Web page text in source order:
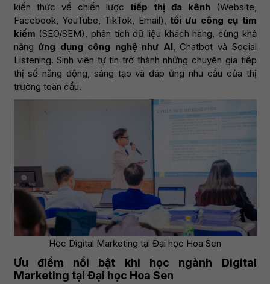
kiến thức về chiến lược tiếp thị đa kênh(Website,
Facebook, YouTube, TikTok, Email), tối ưu công cụ tìm
kiếm (SEO/SEM), phân tích dữ liệu khách hàng, cùng khả
năng ứng dụng công nghệ như AI, Chatbot và Social
Listening. Sinh viên tự tin trở thành những chuyên gia tiếp
thị số năng động, sáng tạo và đáp ứng nhu cầu của thị
trường toàn cầu.
Học Digital Marketing tại Đại học Hoa Sen
Ưu điểm nổi bật khi học ngành Digital
Marketing tại Đại học Hoa Sen